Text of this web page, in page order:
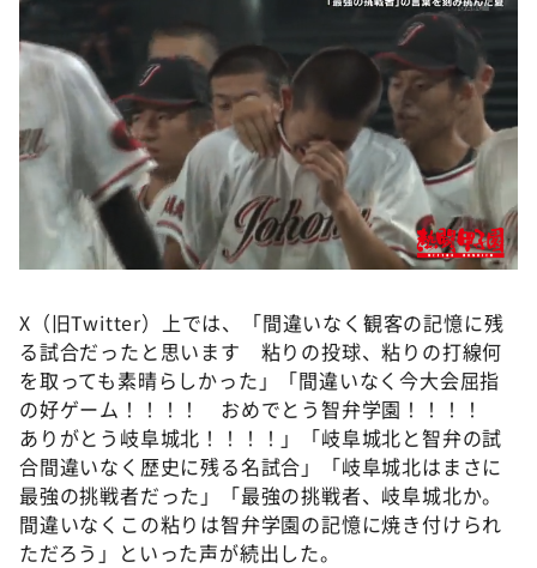
X（旧Twitter）上では、「間違いなく観客の記憶に残
る試合だったと思います 粘りの投球、粘りの打線何
を取っても素晴らしかった」「間違いなく今大会屈指
の好ゲーム！！！！ おめでとう智弁学園！！！！
ありがとう岐阜城北！！！！」「岐阜城北と智弁の試
合間違いなく歴史に残る名試合」「岐阜城北はまさに
最強の挑戦者だった」「最強の挑戦者、岐阜城北か。
間違いなくこの粘りは智弁学園の記憶に焼き付けられ
ただろう」といった声が続出した。